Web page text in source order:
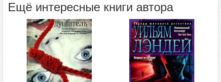
Ещё интересные книги автора